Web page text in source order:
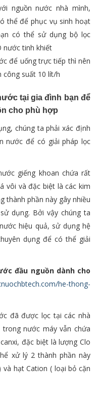
nguồn nước nhà mình,
thể để phục vụ sinh hoạt
có thể sử dụng bộ lọc
nước tinh khiết
để uống trực tiếp thì nên
công suất 10 lít/h
tại gia đình bạn để
cho phù hợp
chúng ta phải xác định
nước để có giải pháp lọc
giếng khoan chứa rất
vôi và đặc biệt là các kim
thành phần này gây nhiều
dụng. Bởi vậy chúng ta
hiệu quả, sử dụng hệ
dụng để có thể giải
đầu nguồn dành cho
he-thong-
đã được lọc tại các nhà
nước máy vẫn chứa
đặc biệt là lượng Clo
xử lý 2 thành phần này
hạt Cation ( loại bỏ cặn